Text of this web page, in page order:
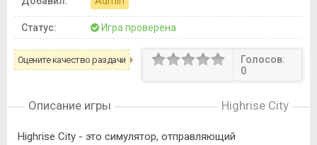
Статус: Игра проверена
Оцените качество раздачи
Голосов:
0
Описание игры Highrise City
Highrise City - это симулятор, отправляющий